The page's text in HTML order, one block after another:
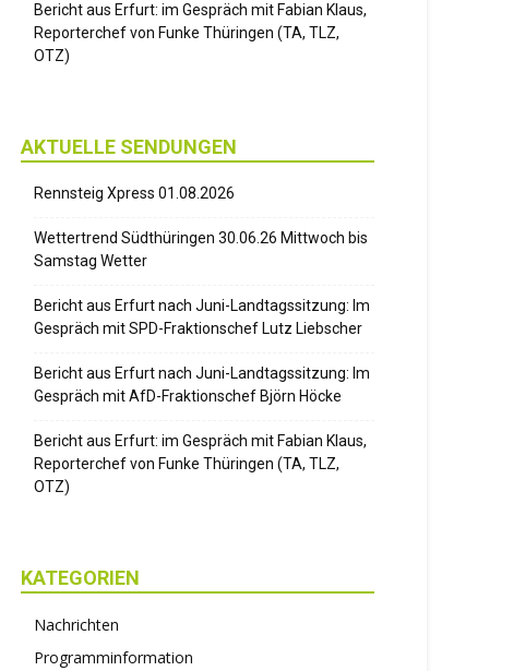
Bericht aus Erfurt: im Gespräch mit Fabian Klaus,
Reporterchef von Funke Thüringen (TA, TLZ,
OTZ)
AKTUELLE SENDUNGEN
Rennsteig Xpress 01.08.2026
Wettertrend Südthüringen 30.06.26 Mittwoch bis
Samstag Wetter
Bericht aus Erfurt nach Juni-Landtagssitzung: Im
Gespräch mit SPD-Fraktionschef Lutz Liebscher
Bericht aus Erfurt nach Juni-Landtagssitzung: Im
Gespräch mit AfD-Fraktionschef Björn Höcke
Bericht aus Erfurt: im Gespräch mit Fabian Klaus,
Reporterchef von Funke Thüringen (TA, TLZ,
OTZ)
KATEGORIEN
Nachrichten
Programminformation